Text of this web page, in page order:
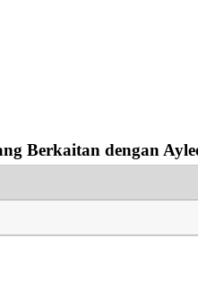
Berkaitan dengan